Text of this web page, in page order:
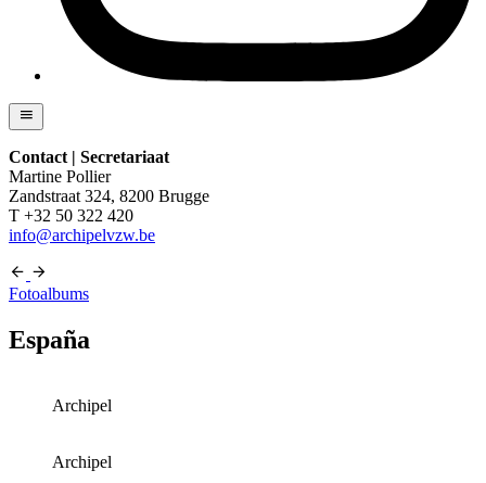
Contact | Secretariaat
Martine Pollier
Zandstraat 324, 8200 Brugge
T +32 50 322 420
info@archipelvzw.be
Fotoalbums
España
Archipel
Archipel